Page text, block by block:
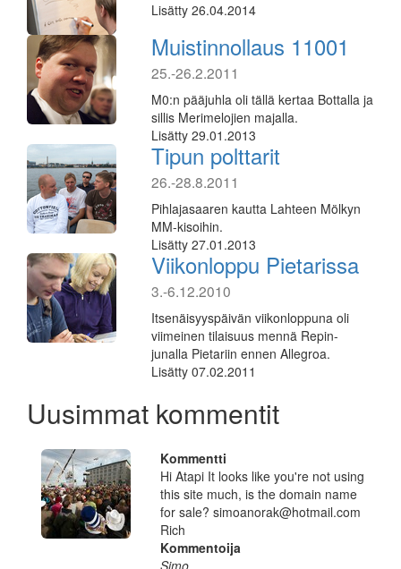
Lisätty 26.04.2014
Muistinnollaus 11001
25.-26.2.2011
M0:n pääjuhla oli tällä kertaa Bottalla ja
sillis Merimelojien majalla.
Lisätty 29.01.2013
Tipun polttarit
26.-28.8.2011
Pihlajasaaren kautta Lahteen Mölkyn
MM-kisoihin.
Lisätty 27.01.2013
Viikonloppu Pietarissa
3.-6.12.2010
Itsenäisyyspäivän viikonloppuna oli
viimeinen tilaisuus mennä Repin-
junalla Pietariin ennen Allegroa.
Lisätty 07.02.2011
Uusimmat kommentit
Kommentti
Hi Atapi It looks like you're not using
this site much, is the domain name
for sale? simoanorak@hotmail.com
Rich
Kommentoija
Simo